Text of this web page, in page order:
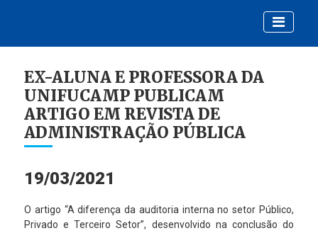
EX-ALUNA E PROFESSORA DA
UNIFUCAMP PUBLICAM
ARTIGO EM REVISTA DE
ADMINISTRAÇÃO PÚBLICA
19/03/2021
O artigo “A diferença da auditoria interna no setor Público,
Privado e Terceiro Setor”, desenvolvido na conclusão do